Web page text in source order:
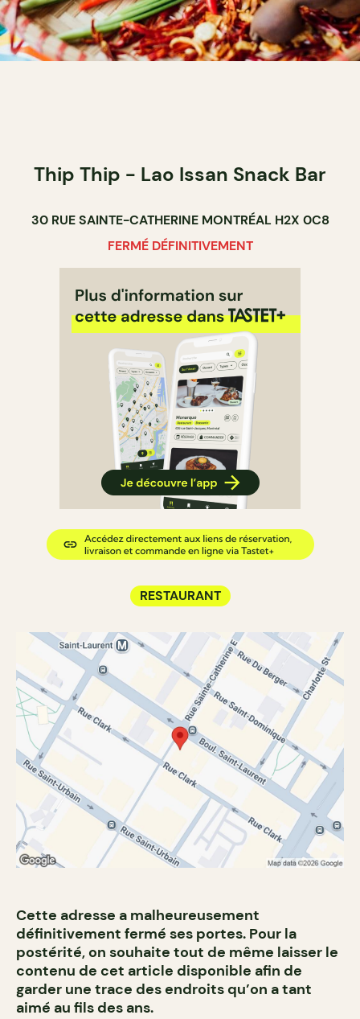
Thip Thip - Lao Issan Snack Bar
30 RUE SAINTE-CATHERINE MONTRÉAL H2X 0C8
FERMÉ DÉFINITIVEMENT
RESTAURANT
Cette adresse a malheureusement
définitivement fermé ses portes. Pour la
postérité, on souhaite tout de même laisser le
contenu de cet article disponible afin de
garder une trace des endroits qu’on a tant
aimé au fils des ans.